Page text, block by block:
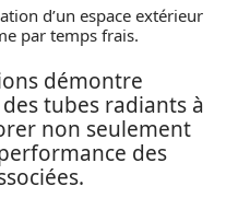
d’un espace extérieur
par temps frais.
démontre
tubes radiants à
non seulement
des